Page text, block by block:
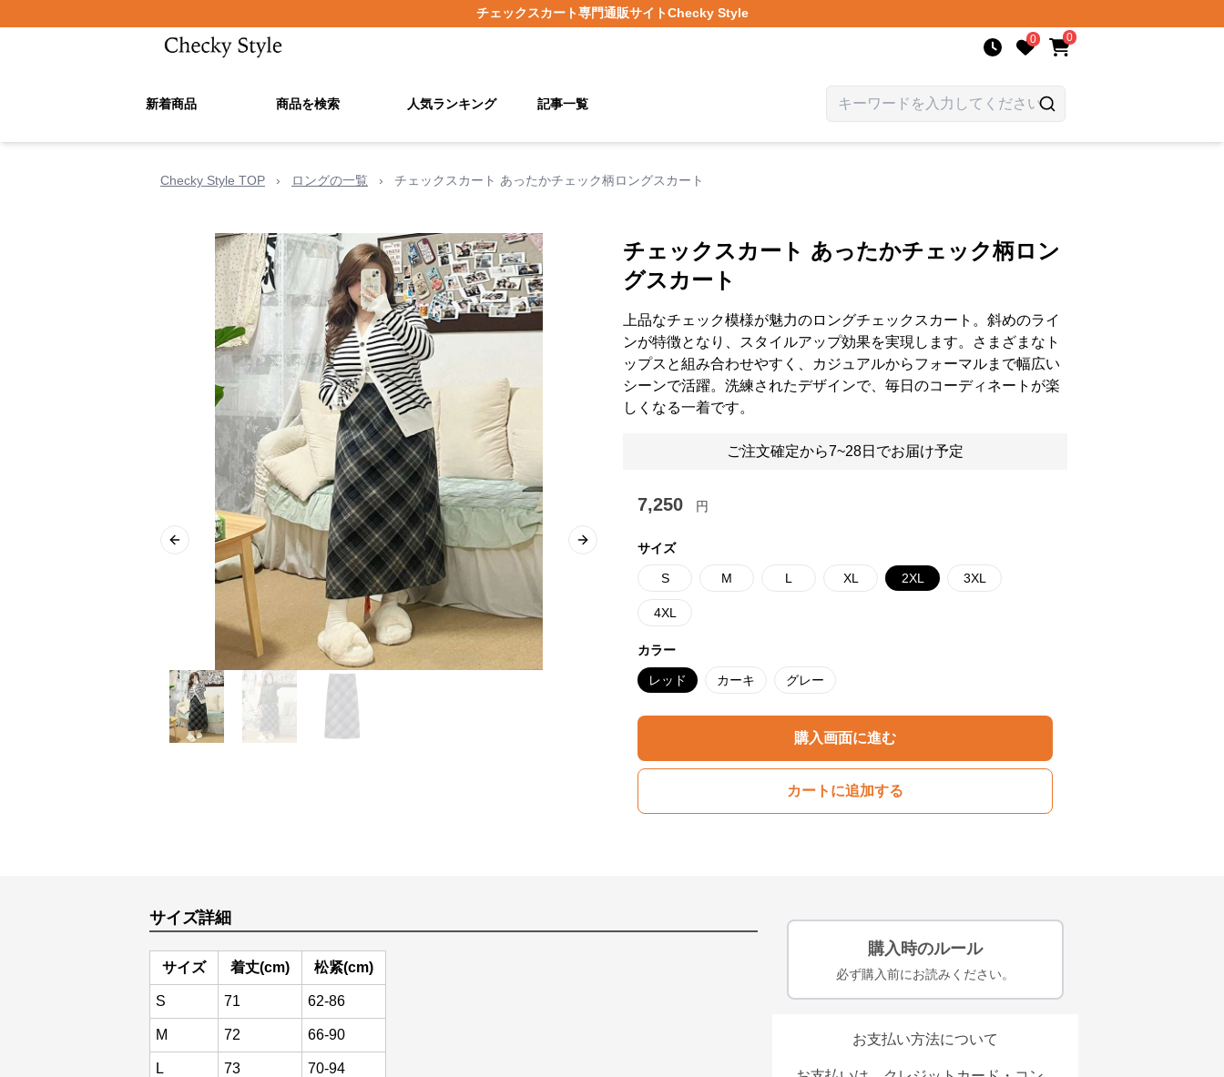
チェックスカート専門通販サイトChecky Style
0 0
新着商品 商品を検索 人気ランキング 記事一覧
Checky Style TOP › ロングの一覧 › チェックスカート あったかチェック柄ロングスカート
Previous slide Next slide
チェックスカート あったかチェック柄ロン
グスカート
上品なチェック模様が魅力のロングチェックスカート。斜めのライ
ンが特徴となり、スタイルアップ効果を実現します。さまざまなト
ップスと組み合わせやすく、カジュアルからフォーマルまで幅広い
シーンで活躍。洗練されたデザインで、毎日のコーディネートが楽
しくなる一着です。
ご注文確定から7~28日でお届け予定
7,250 円
サイズ
S M L XL 2XL 3XL
4XL
カラー
レッド カーキ グレー
購入画面に進む
カートに追加する
サイズ詳細
サイズ 着丈(cm) 松紧(cm)
S 71 62-86
M 72 66-90
L 73 70-94
購入時のルール
必ず購入前にお読みください。
お支払い方法について